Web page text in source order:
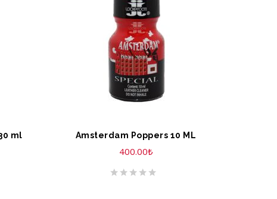
ml SEPETE EKLE
Amsterdam Poppers 10 ML
400.00₺